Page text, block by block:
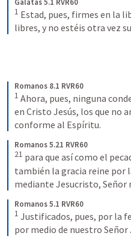
1 Estad, pues, firmes en la
libres, y no estéis otra vez
Romanos 8.1 RVR60
1 Ahora, pues, ninguna
en Cristo Jesús, los que no
conforme al Espíritu.
Romanos 5.21 RVR60
21 para que así como el
también la gracia reine por
mediante Jesucristo, Señor
Romanos 5.1 RVR60
1 Justificados, pues, por la
por medio de nuestro